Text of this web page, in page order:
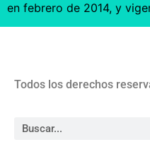
en febrero de 2014, y
Todos los derechos